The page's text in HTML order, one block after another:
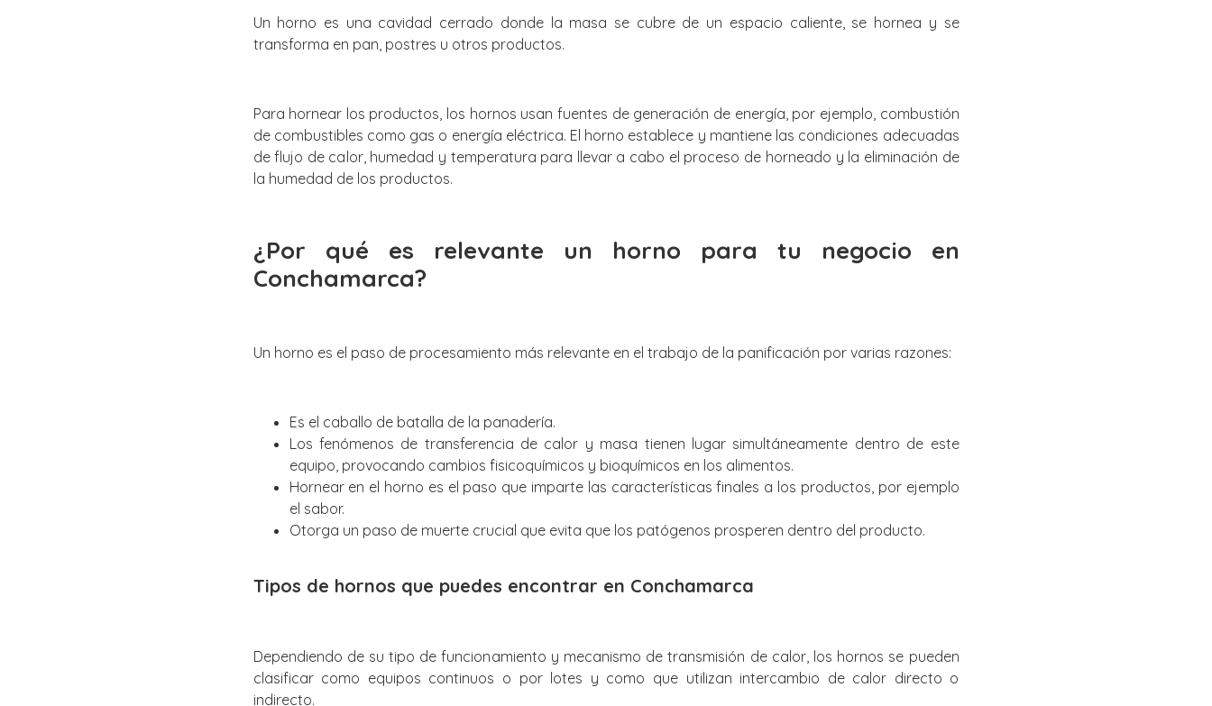
Un horno es una cavidad cerrado donde la masa se cubre de un espacio caliente, se hornea y se
transforma en pan, postres u otros productos.
Para hornear los productos, los hornos usan fuentes de generación de energía, por ejemplo, combustión
de combustibles como gas o energía eléctrica. El horno establece y mantiene las condiciones adecuadas
de flujo de calor, humedad y temperatura para llevar a cabo el proceso de horneado y la eliminación de
la humedad de los productos.
¿Por qué es relevante un horno para tu negocio en
Conchamarca?
Un horno es el paso de procesamiento más relevante en el trabajo de la panificación por varias razones:
Es el caballo de batalla de la panadería.
Los fenómenos de transferencia de calor y masa tienen lugar simultáneamente dentro de este
equipo, provocando cambios fisicoquímicos y bioquímicos en los alimentos.
Hornear en el horno es el paso que imparte las características finales a los productos, por ejemplo
el sabor.
Otorga un paso de muerte crucial que evita que los patógenos prosperen dentro del producto.
Tipos de hornos que puedes encontrar en Conchamarca
Dependiendo de su tipo de funcionamiento y mecanismo de transmisión de calor, los hornos se pueden
clasificar como equipos continuos o por lotes y como que utilizan intercambio de calor directo o
indirecto.